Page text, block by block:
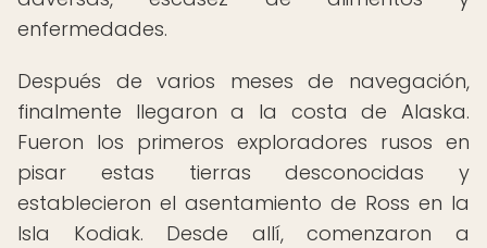
enfermedades.
Después de varios meses de navegación,
finalmente llegaron a la costa de Alaska.
Fueron los primeros exploradores rusos en
pisar estas tierras desconocidas y
establecieron el asentamiento de Ross en la
Isla Kodiak. Desde allí, comenzaron a